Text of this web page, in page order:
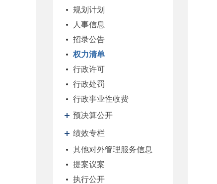
规划计划
人事信息
招录公告
权力清单
行政许可
行政处罚
行政事业性收费
预决算公开
绩效专栏
其他对外管理服务信息
提案议案
执行公开